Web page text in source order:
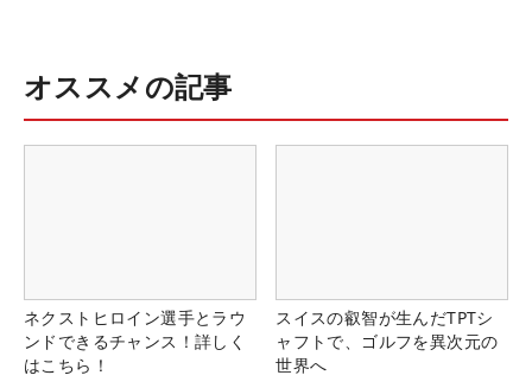
オススメの記事
ネクストヒロイン選手とラウ
ンドできるチャンス！詳しく
はこちら！
スイスの叡智が生んだTPTシ
ャフトで、ゴルフを異次元の
世界へ